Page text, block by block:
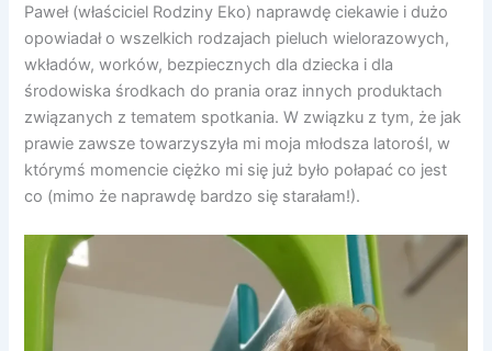
Paweł (właściciel Rodziny Eko) naprawdę ciekawie i dużo
opowiadał o wszelkich rodzajach pieluch wielorazowych,
wkładów, worków, bezpiecznych dla dziecka i dla
środowiska środkach do prania oraz innych produktach
związanych z tematem spotkania. W związku z tym, że jak
prawie zawsze towarzyszyła mi moja młodsza latorośl, w
którymś momencie ciężko mi się już było połapać co jest
co (mimo że naprawdę bardzo się starałam!).